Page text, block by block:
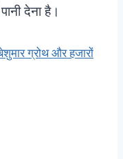
देना है।
ग्रोथ और हजारों